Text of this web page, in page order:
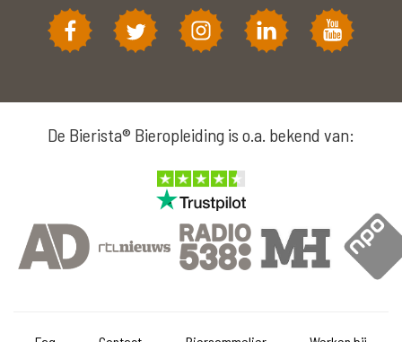
De Bierista® Bieropleiding is o.a. bekend van: